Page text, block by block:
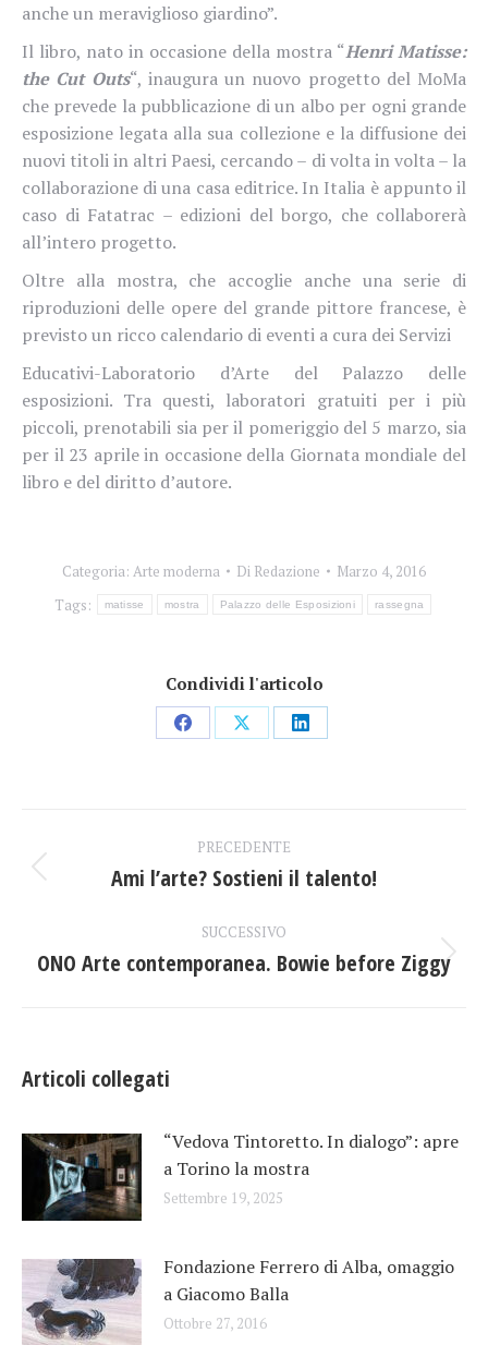
anche un meraviglioso giardino”.
Il libro, nato in occasione della mostra “Henri Matisse:
the Cut Outs“, inaugura un nuovo progetto del MoMa
che prevede la pubblicazione di un albo per ogni grande
esposizione legata alla sua collezione e la diffusione dei
nuovi titoli in altri Paesi, cercando – di volta in volta – la
collaborazione di una casa editrice. In Italia è appunto il
caso di Fatatrac – edizioni del borgo, che collaborerà
all’intero progetto.
Oltre alla mostra, che accoglie anche una serie di
riproduzioni delle opere del grande pittore francese, è
previsto un ricco calendario di eventi a cura dei Servizi
Educativi-Laboratorio d’Artedel Palazzo delle
esposizioni. Tra questi, laboratori gratuiti per i più
piccoli, prenotabili sia per il pomeriggio del 5 marzo, sia
per il 23 aprile in occasione della Giornata mondiale del
libro e del diritto d’autore.
Categoria: Arte moderna Di Redazione
Marzo 4, 2016
Tags:
matisse mostra Palazzo delle Esposizioni rassegna
Condividi l'articolo
CondividiCondividiCondividi
tra
post
PRECEDENTE
Post
Ami l’arte? Sostieni il talento!
SUCCESSIVO
Prossimo
ONO Arte contemporanea. Bowie before Ziggy
Articoli collegati
“Vedova Tintoretto. In dialogo”: apre
a Torino la mostra
Settembre 19, 2025
Fondazione Ferrero di Alba, omaggio
a Giacomo Balla
Ottobre 27, 2016